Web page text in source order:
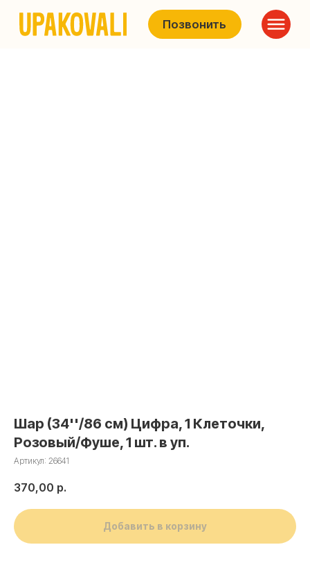
Позвонить
Шар (34''/86 см) Цифра, 1 Клеточки,
Розовый/Фуше, 1 шт. в уп.
Артикул: 26641
370,00 р.
Добавить в корзину